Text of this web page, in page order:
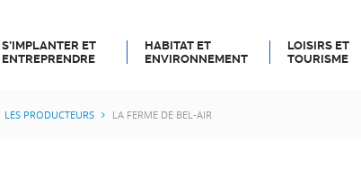
S’IMPLANTER ET
ENTREPRENDRE
HABITAT ET
ENVIRONNEMENT
LOISIRS ET
TOURISME
LES PRODUCTEURS LA FERME DE BEL-AIR